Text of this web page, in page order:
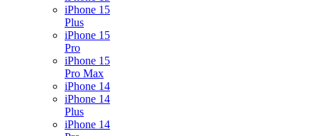
iPhone 15
Plus
iPhone 15
Pro
iPhone 15
Pro Max
iPhone 14
iPhone 14
Plus
iPhone 14